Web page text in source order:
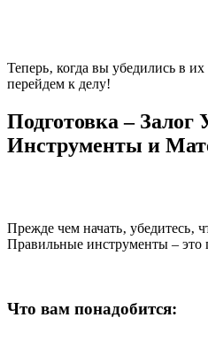
Теперь‚ когда вы убедились в
перейдем к делу!
Подготовка – Залог
Инструменты и
Прежде чем начать‚ убедитесь‚
Правильные инструменты – это
Что вам понадобится: